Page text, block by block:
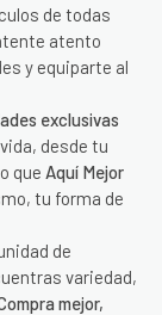
de todas
atento
y equiparte al
exclusivas
desde tu
que Aquí Mejor
tu forma de
de
variedad,
mejor,